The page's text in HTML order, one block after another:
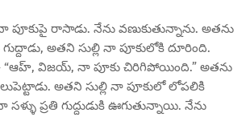
పూకుపై రాసాడు. నేను వణుకుతున్నాను. అతను
గుద్దాడు, అతని సుల్లి నా పూకులోకి దూరింది.
“ఆహ్, విజయ్, నా పూకు చిరిగిపోయింది.” అతను
అతని సుల్లి నా పూకులో లోపలికి
ప్రతి గుద్దుడుకి ఊగుతున్నాయి. నేను